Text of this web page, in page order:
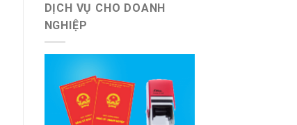
hành
DỊCH VỤ CHO DOANH
NGHIỆP